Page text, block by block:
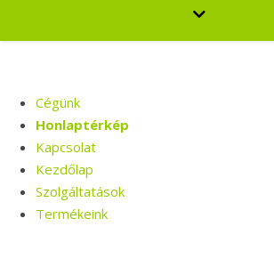
Cégünk
Honlaptérkép
Kapcsolat
Kezdőlap
Szolgáltatások
Termékeink